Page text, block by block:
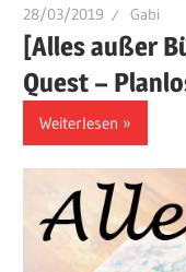
28/03/2019 Gabi
[Alles außer
Quest –
Weiterlesen